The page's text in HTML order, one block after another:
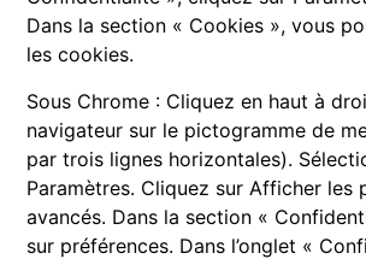
Dans la section « Cookies », vous
les cookies.
Sous Chrome : Cliquez en haut à
navigateur sur le pictogramme de
par trois lignes horizontales).
Paramètres. Cliquez sur Afficher les
avancés. Dans la section «
sur préférences. Dans l’onglet «